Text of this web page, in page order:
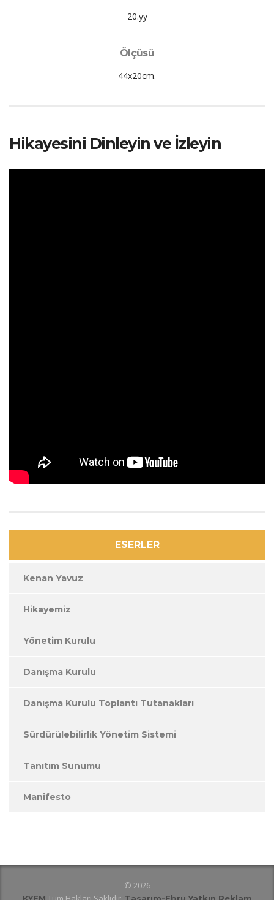
20.yy
Ölçüsü
44x20cm.
Hikayesini Dinleyin ve İzleyin
ESERLER
Kenan Yavuz
Hikayemiz
Yönetim Kurulu
Danışma Kurulu
Danışma Kurulu Toplantı Tutanakları
Sürdürülebilirlik Yönetim Sistemi
Tanıtım Sunumu
Manifesto
© 2026
KYEM Tasarım-Ebru Yatkın Reklam